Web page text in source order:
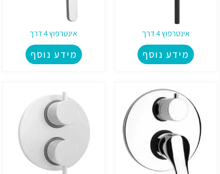
אינטרפוץ 4 דרך
מידע נוסף
אינטרפוץ 4 דרך
מידע נוסף